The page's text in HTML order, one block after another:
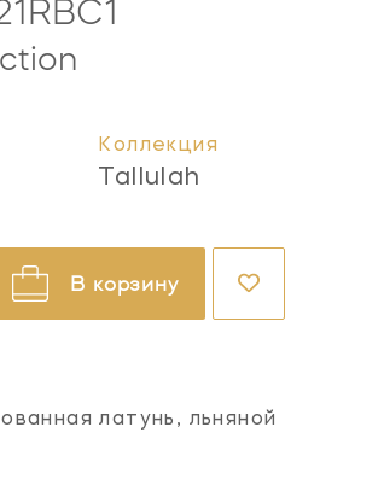
Коллекция
Tallulah
В корзину
латунь, льняной